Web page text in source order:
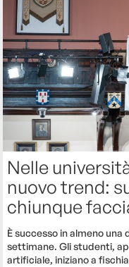
Nelle
nuovo trend:
chiunque
È successo in almeno
settimane. Gli studenti,
artificiale, iniziano a